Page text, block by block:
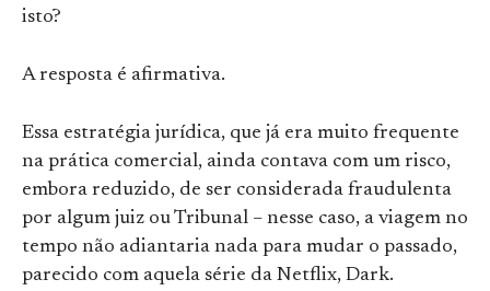
isto?
A resposta é afirmativa.
Essa estratégia jurídica, que já era muito frequente
na prática comercial, ainda contava com um risco,
embora reduzido, de ser considerada fraudulenta
por algum juiz ou Tribunal – nesse caso, a viagem no
tempo não adiantaria nada para mudar o passado,
parecido com aquela série da Netflix, Dark.